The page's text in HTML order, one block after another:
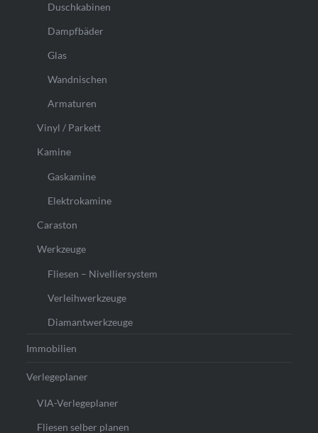
Duschkabinen
Dampfbäder
Glas
Wandnischen
Armaturen
Vinyl / Parkett
Kamine
Gaskamine
Elektrokamine
Caraston
Werkzeuge
Fliesen – Nivelliersystem
Verleihwerkzeuge
Diamantwerkzeuge
Immobilien
Verlegeplaner
VIA-Verlegeplaner
Fliesen selber planen